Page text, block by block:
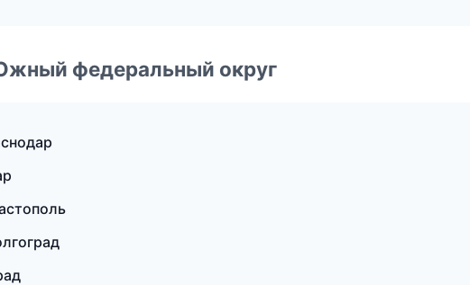
федеральный округ